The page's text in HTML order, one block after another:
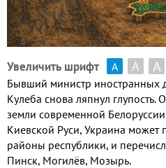
Увеличить шрифт А А А
Бывший министр иностранных
Кулеба снова ляпнул глупость.
земли современной
Киевской Руси, Украина может
районы республики, и
Пинск, Могилёв, Мозырь.